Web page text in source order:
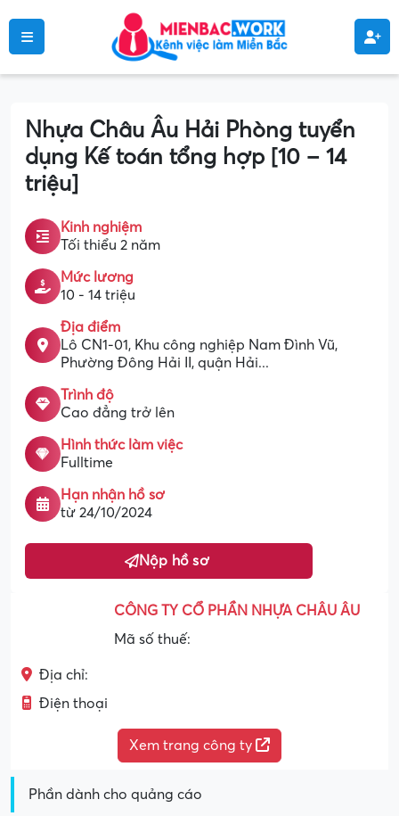
Nhựa Châu Âu Hải Phòng tuyển
dụng Kế toán tổng hợp [10 – 14
triệu]
Kinh nghiệm
Tối thiểu 2 năm
Mức lương
10 - 14 triệu
Địa điểm
Lô CN1-01, Khu công nghiệp Nam Đình Vũ,
Phường Đông Hải II, quận Hải...
Trình độ
Cao đẳng trở lên
Hình thức làm việc
Fulltime
Hạn nhận hồ sơ
từ 24/10/2024
Nộp hồ sơ
CÔNG TY CỔ PHẦN NHỰA CHÂU ÂU
Mã số thuế:
Địa chỉ:
Điện thoại
Xem trang công ty
Phần dành cho quảng cáo